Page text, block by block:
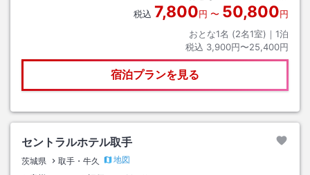
税込 7,800円 〜 50,800円
おとな1名 (2名1室)｜ 1泊
税込 3,900円〜25,400円
宿泊プランを見る
セントラルホテル取手
茨城県 取手・牛久
地図